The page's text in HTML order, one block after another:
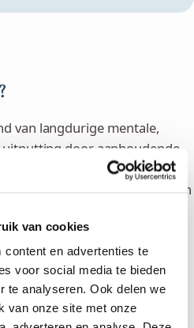
van cookies
en advertenties te
voor social media te bieden
te analyseren. Ook delen we
van onze site met onze
van langdurige mentale,
door aanhoudende
zit ervaar je vaak extreme
, prikkelbaarheid, en
burn-out heb?
meestal geleidelijk. Let op de
zijn, slecht herstellen,